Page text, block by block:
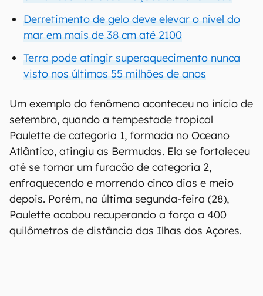
Derretimento de gelo deve elevar o nível do
mar em mais de 38 cm até 2100
Terra pode atingir superaquecimento nunca
visto nos últimos 55 milhões de anos
Um exemplo do fenômeno aconteceu no início de
setembro, quando a tempestade tropical
Paulette de categoria 1, formada no Oceano
Atlântico, atingiu as Bermudas. Ela se fortaleceu
até se tornar um furacão de categoria 2,
enfraquecendo e morrendo cinco dias e meio
depois. Porém, na última segunda-feira (28),
Paulette acabou recuperando a força a 400
quilômetros de distância das Ilhas dos Açores.